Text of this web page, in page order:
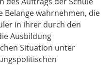
Belange wahrnehmen, die
in ihrer durch den
Ausbildung
Situation unter